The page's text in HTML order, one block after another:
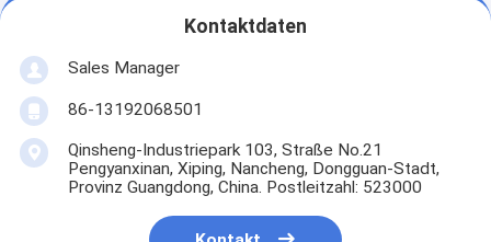
Kontaktdaten
Sales Manager
86-13192068501
Qinsheng-Industriepark 103, Straße No.21
Pengyanxinan, Xiping, Nancheng, Dongguan-Stadt,
Provinz Guangdong, China. Postleitzahl: 523000